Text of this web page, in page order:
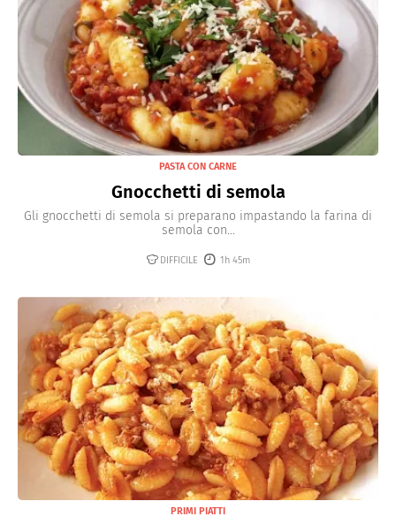
PASTA CON CARNE
Gnocchetti di semola
Gli gnocchetti di semola si preparano impastando la farina di
semola con...
DIFFICILE 1h 45m
PRIMI PIATTI